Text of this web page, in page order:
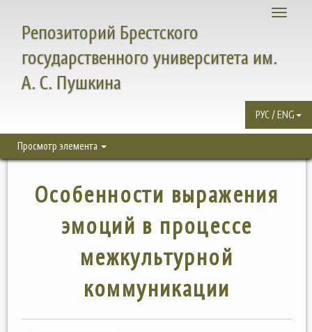
Toggle
Репозиторий Брестского
государственного университета им.
А. С. Пушкина
РУС / ENG
Просмотр элемента
Особенности выражения
эмоций в процессе
межкультурной
коммуникации